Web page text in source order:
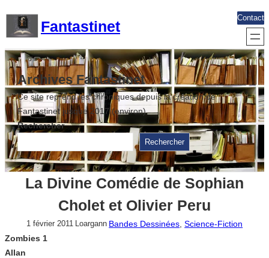
contenu
Fantastinet
Contact
Archives Fantastinet
Ce site reprend les chroniques depuis la création de
Fantastinet jusque 2017 (environ)
Rechercher
Rechercher
La Divine Comédie de Sophian
Cholet et Olivier Peru
1 février 2011 Loargann Bandes Dessinées , Science-Fiction
Zombies 1
Allan